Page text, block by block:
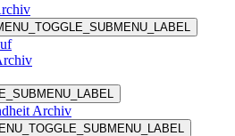
Archiv